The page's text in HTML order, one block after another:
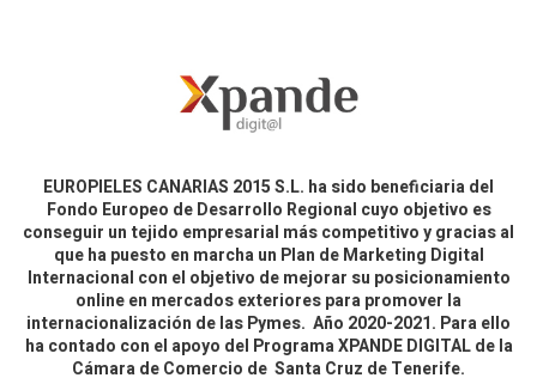
EUROPIELES CANARIAS 2015 S.L. ha sido beneficiaria del
Fondo Europeo de Desarrollo Regional cuyo objetivo es
conseguir un tejido empresarial más competitivo y gracias al
que ha puesto en marcha un Plan de Marketing Digital
Internacional con el objetivo de mejorar su posicionamiento
online en mercados exteriores para promover la
internacionalización de las Pymes. Año 2020-2021. Para ello
ha contado con el apoyo del Programa XPANDE DIGITAL de la
Cámara de Comercio de Santa Cruz de Tenerife.